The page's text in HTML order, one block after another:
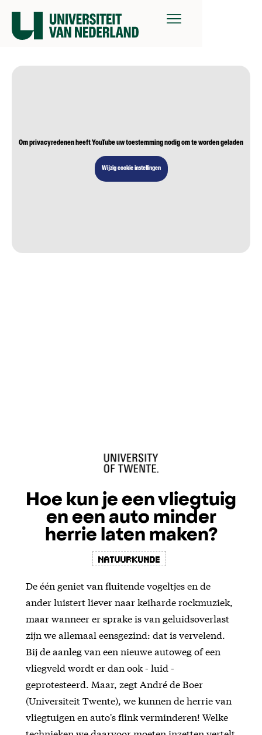
Om privacyredenen heeft YouTube uw toestemming nodig om te worden geladen
Wijzig cookie instellingen
Hoe kun je een vliegtuig
en een auto minder
herrie laten maken?
Natuurkunde
De één geniet van fluitende vogeltjes en de
ander luistert liever naar keiharde rockmuziek,
maar wanneer er sprake is van geluidsoverlast
zijn we allemaal eensgezind: dat is vervelend.
Bij de aanleg van een nieuwe autoweg of een
vliegveld wordt er dan ook - luid -
geprotesteerd. Maar, zegt André de Boer
(Universiteit Twente), we kunnen de herrie van
vliegtuigen en auto's flink verminderen! Welke